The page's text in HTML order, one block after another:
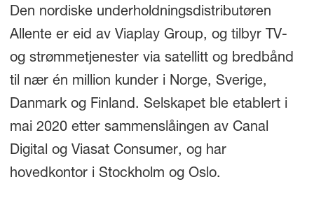
Den nordiske underholdningsdistributøren
Allente er eid av Viaplay Group, og tilbyr TV-
og strømmetjenester via satellitt og bredbånd
til nær én million kunder i Norge, Sverige,
Danmark og Finland. Selskapet ble etablert i
mai 2020 etter sammenslåingen av Canal
Digital og Viasat Consumer, og har
hovedkontor i Stockholm og Oslo.